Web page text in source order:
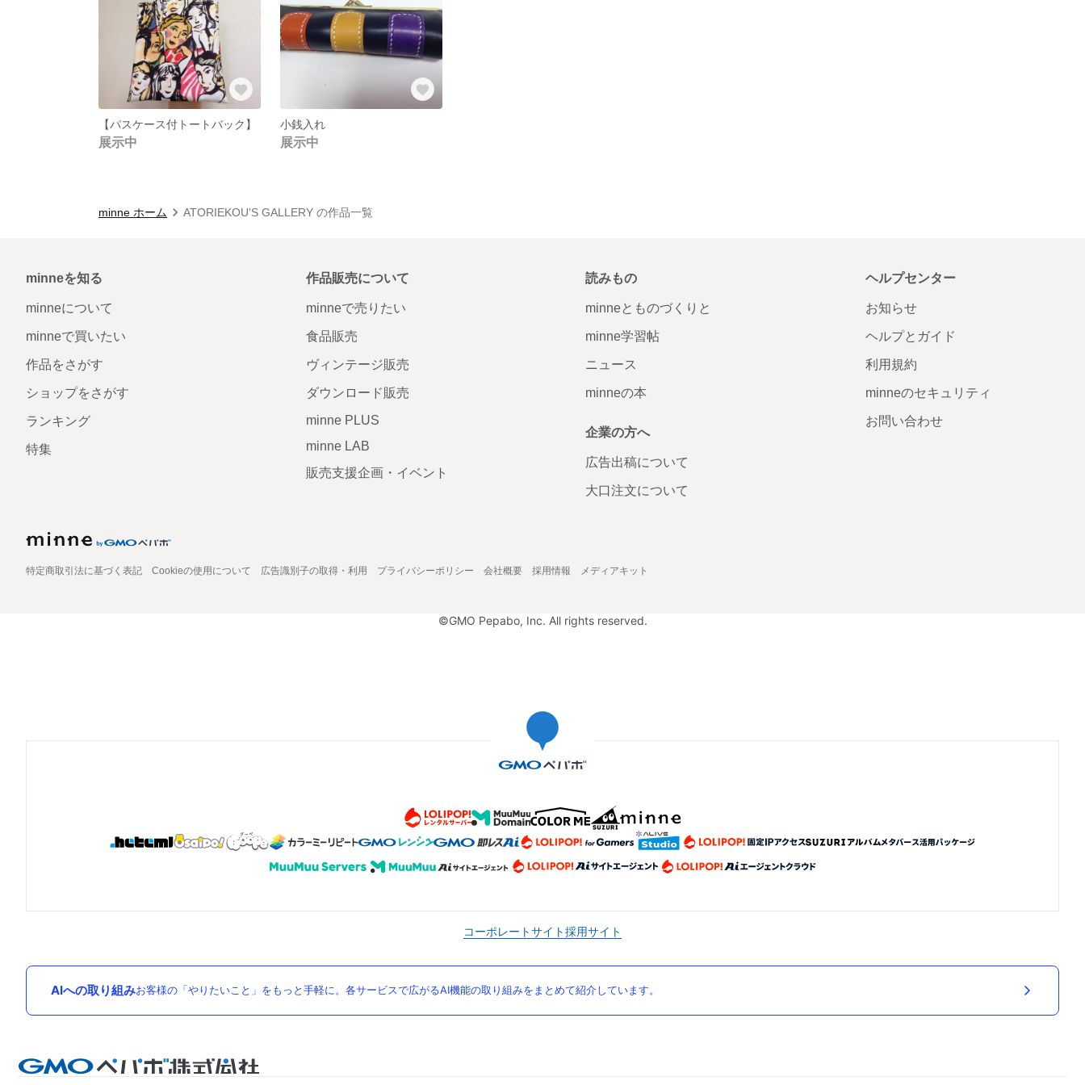
【パスケース付トートバック】
展示中
小銭入れ
展示中
minne ホーム ATORIEKOU'S GALLERY の作品一覧
minneを知る
minneについて
minneで買いたい
作品をさがす
ショップをさがす
ランキング
特集
作品販売について
minneで売りたい
食品販売
ヴィンテージ販売
ダウンロード販売
minne PLUS
minne LAB
販売支援企画・イベント
読みもの
minneとものづくりと
minne学習帖
ニュース
minneの本
企業の方へ
広告出稿について
大口注文について
ヘルプセンター
お知らせ
ヘルプとガイド
利用規約
minneのセキュリティ
お問い合わせ
特定商取引法に基づく表記 Cookieの使用について 広告識別子の取得・利用 プライバシーポリシー 会社概要 採用情報 メディアキット
©GMO Pepabo, Inc. All rights reserved.
コーポレートサイト採用サイト
AIへの取り組みお客様の「やりたいこと」をもっと手軽に。各サービスで広がるAI機能の取り組みをまとめて紹介しています。